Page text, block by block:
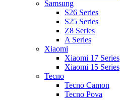
Samsung
S26 Series
S25 Series
Z8 Series
A Series
Xiaomi
Xiaomi 17 Series
Xiaomi 15 Series
Tecno
Tecno Camon
Tecno Pova